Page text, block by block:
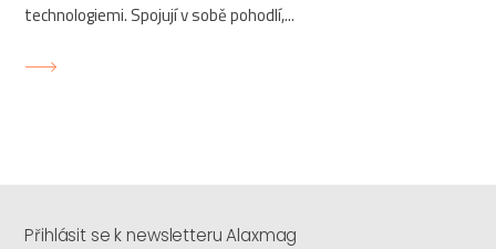
technologiemi. Spojují v sobě pohodlí,...
Přihlásit se k newsletteru Alaxmag